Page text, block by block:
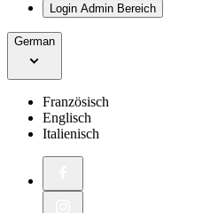
Login Admin Bereich
German
Französisch
Englisch
Italienisch